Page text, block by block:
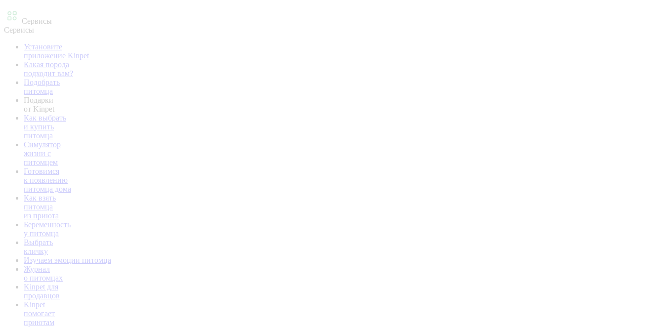
Сервисы
Сервисы
Установите
приложение Kinpet
Какая порода
подходит вам?
Подобрать
питомца
Подарки
от Kinpet
Как выбрать
и купить
питомца
Симулятор
жизни с
питомцем
Готовимся
к появлению
питомца дома
Как взять
питомца
из приюта
Беременность
у питомца
Выбрать
кличку
Изучаем эмоции питомца
Журнал
о питомцах
Kinpet для
продавцов
Kinpet
помогает
приютам